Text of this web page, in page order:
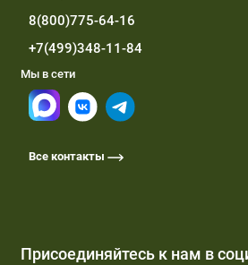
8(800)775-64-16
+7(499)348-11-84
Мы в сети
Все контакты
Присоединяйтесь к нам в